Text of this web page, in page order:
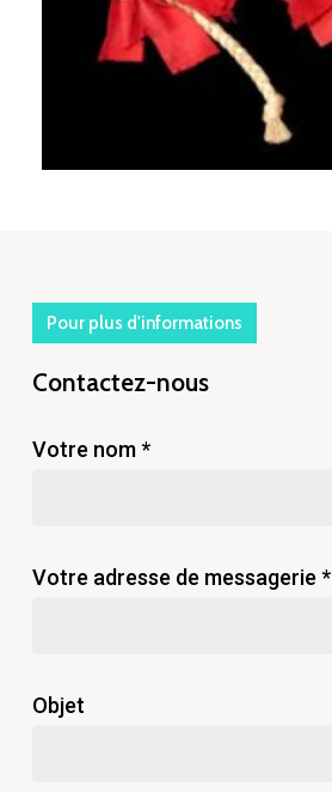
Pour plus d'informations
Contactez-nous
Votre nom *
Votre adresse de messagerie *
Objet